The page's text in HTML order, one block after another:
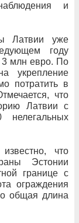
и
Латвии уже
году
3 млн евро. По
укрепление
потратить в
что
Латвии с
что
Эстонии
границе с
ограждения
общая длина